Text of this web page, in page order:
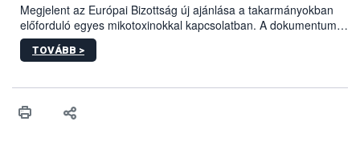
Megjelent az Európai Bizottság új ajánlása a takarmányokban
előforduló egyes mikotoxinokkal kapcsolatban. A dokumentum
2027-től új irányértékek alkalmazását írja elő, és a jelenleg
hatályos uniós ajánlások helyébe lép.
TOVÁBB >